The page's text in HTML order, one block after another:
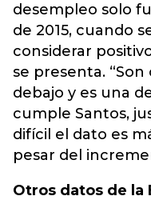
desempleo solo
de 2015, cuando
considerar
se presenta.
debajo y es una
cumple Santos,
difícil el dato es
pesar del
Otros datos de la